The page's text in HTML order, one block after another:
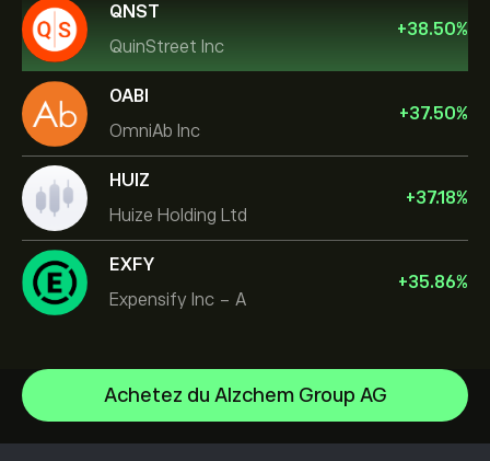
QNST
QuinStreet Inc
+38.50%
OABI
OmniAb Inc
+37.50%
HUIZ
Huize Holding Ltd
+37.18%
EXFY
Expensify Inc - A
+35.86%
Achetez du Alzchem Group AG
Celestica Inc
Centre d’aide